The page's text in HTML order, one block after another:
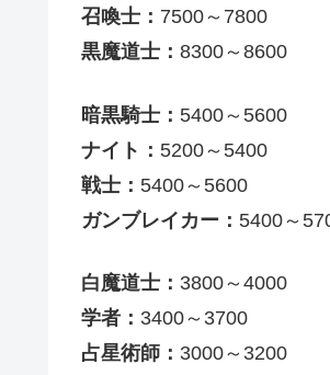
召喚士： 7500～7800
黒魔道士： 8300～8600
暗黒騎士： 5400～5600
ナイト： 5200～5400
戦士： 5400～5600
ガンブレイカー： 5400～
白魔道士： 3800～4000
学者： 3400～3700
占星術師： 3000～3200